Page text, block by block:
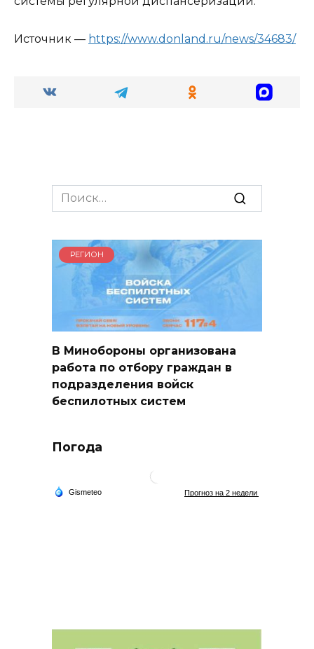
Источник — https://www.donland.ru/news/34683/
Search
for:
РЕГИОН
В Минобороны организована
работа по отбору граждан в
подразделения войск
беспилотных систем
Погода